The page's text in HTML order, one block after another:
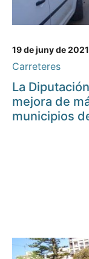
19 de juny de 2021
Carreteres
La
mejora de
municipios